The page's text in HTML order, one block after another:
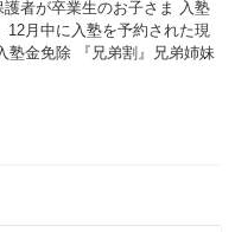
者が卒業生のお子さま 入塾
12月中に入塾を予約された現
塾金免除 『兄弟割』兄弟姉妹